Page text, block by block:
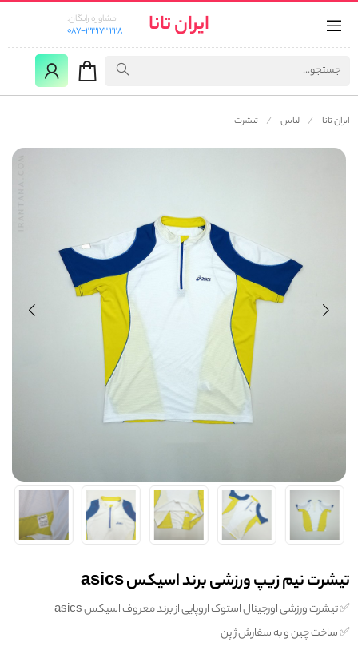
ایران تانا
مشاوره رایگان:
087-33173228
ایران تانا لباس تیشرت
تیشرت نیم زیپ ورزشی برند اسیکس asics
✅️ تیشرت ورزشی اورجینال استوک اروپایی از برند معروف اسیکس asics
✅️ ساخت چین و به سفارش ژاپن